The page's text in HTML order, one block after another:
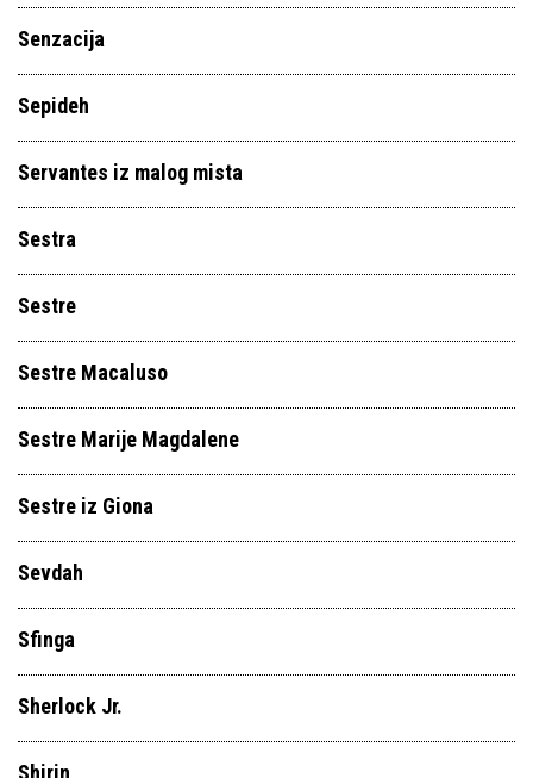
Senzacija
Sepideh
Servantes iz malog mista
Sestra
Sestre
Sestre Macaluso
Sestre Marije Magdalene
Sestre iz Giona
Sevdah
Sfinga
Sherlock Jr.
Shirin